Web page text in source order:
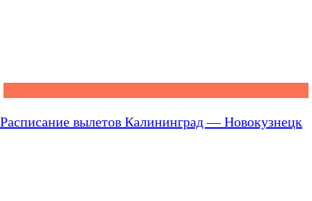
Расписание вылетов Калининград — Новокузнецк